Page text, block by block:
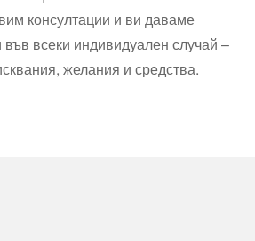
консултации и ви даваме
всеки индивидуален случай –
желания и средства.